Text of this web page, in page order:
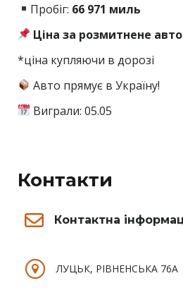
Пробіг: 66 971 миль
Ціна за розмитнене
*ціна купляючи в дорозі
Авто прямує в Україну!
Виграли: 05.05
Контакти
Контактна
ЛУЦЬК, РІВНЕНСЬКА 76А